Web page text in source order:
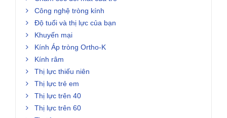
Công nghệ tròng kính
Độ tuổi và thị lực của bạn
Khuyến mại
Kính Áp tròng Ortho-K
Kính râm
Thị lực thiếu niên
Thị lực trẻ em
Thị lực trên 40
Thị lực trên 60